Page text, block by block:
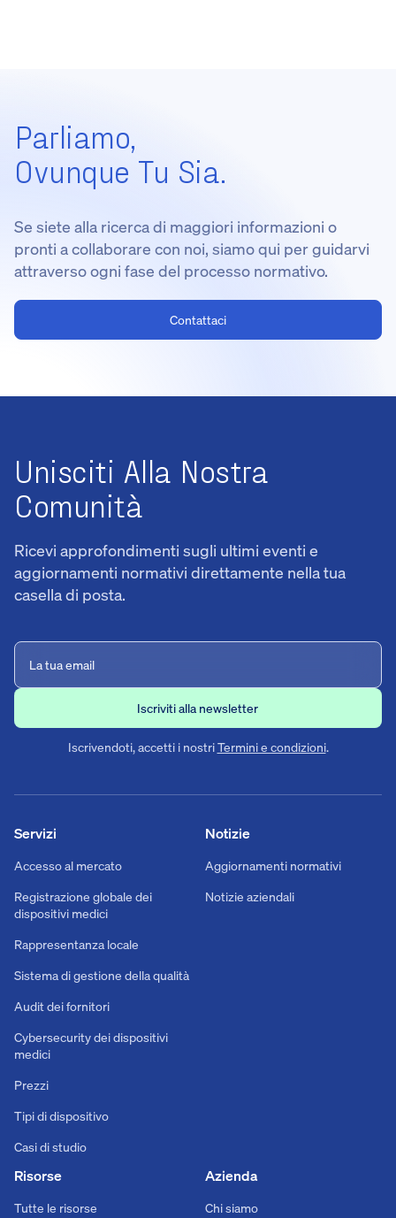
Parliamo,
Ovunque Tu Sia.
Se siete alla ricerca di maggiori informazioni o
pronti a collaborare con noi, siamo qui per guidarvi
attraverso ogni fase del processo normativo.
Contattaci
Unisciti Alla Nostra
Comunità
Ricevi approfondimenti sugli ultimi eventi e
aggiornamenti normativi direttamente nella tua
casella di posta.
Iscrivendoti, accetti i nostriTermini e condizioni.
Notizie
Aggiornamenti normativi
Notizie aziendali
Servizi
Accesso al mercato
Registrazione globale dei
dispositivi medici
Rappresentanza locale
Sistema di gestione della qualità
Audit dei fornitori
Cybersecurity dei dispositivi
medici
Prezzi
Tipi di dispositivo
Casi di studio
Risorse
Tutte le risorse
Azienda
Chi siamo